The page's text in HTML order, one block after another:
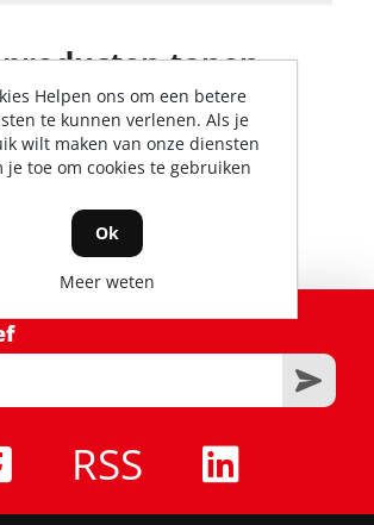
tonen
RSS
Helpen ons om een betere
te kunnen verlenen. Als je
wilt maken van onze diensten
je toe om cookies te gebruiken
Ok
Meer weten